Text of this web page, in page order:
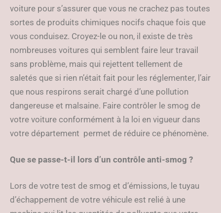
voiture pour s’assurer que vous ne crachez pas toutes
sortes de produits chimiques nocifs chaque fois que
vous conduisez. Croyez-le ou non, il existe de très
nombreuses voitures qui semblent faire leur travail
sans problème, mais qui rejettent tellement de
saletés que si rien n’était fait pour les réglementer, l’air
que nous respirons serait chargé d’une pollution
dangereuse et malsaine. Faire contrôler le smog de
votre voiture conformément à la loi en vigueur dans
votre département permet de réduire ce phénomène.
Que se passe-t-il lors d’un contrôle anti-smog ?
Lors de votre test de smog et d’émissions, le tuyau
d’échappement de votre véhicule est relié à une